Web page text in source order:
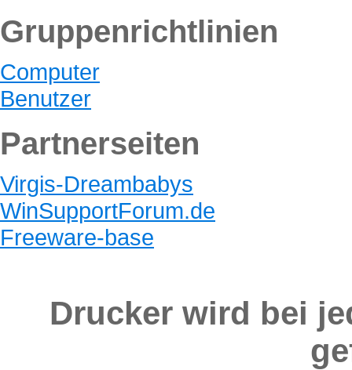
Gruppenrichtlinien
Computer
Benutzer
Partnerseiten
Virgis-Dreambabys
WinSupportForum.de
Freeware-base
Drucker wird bei